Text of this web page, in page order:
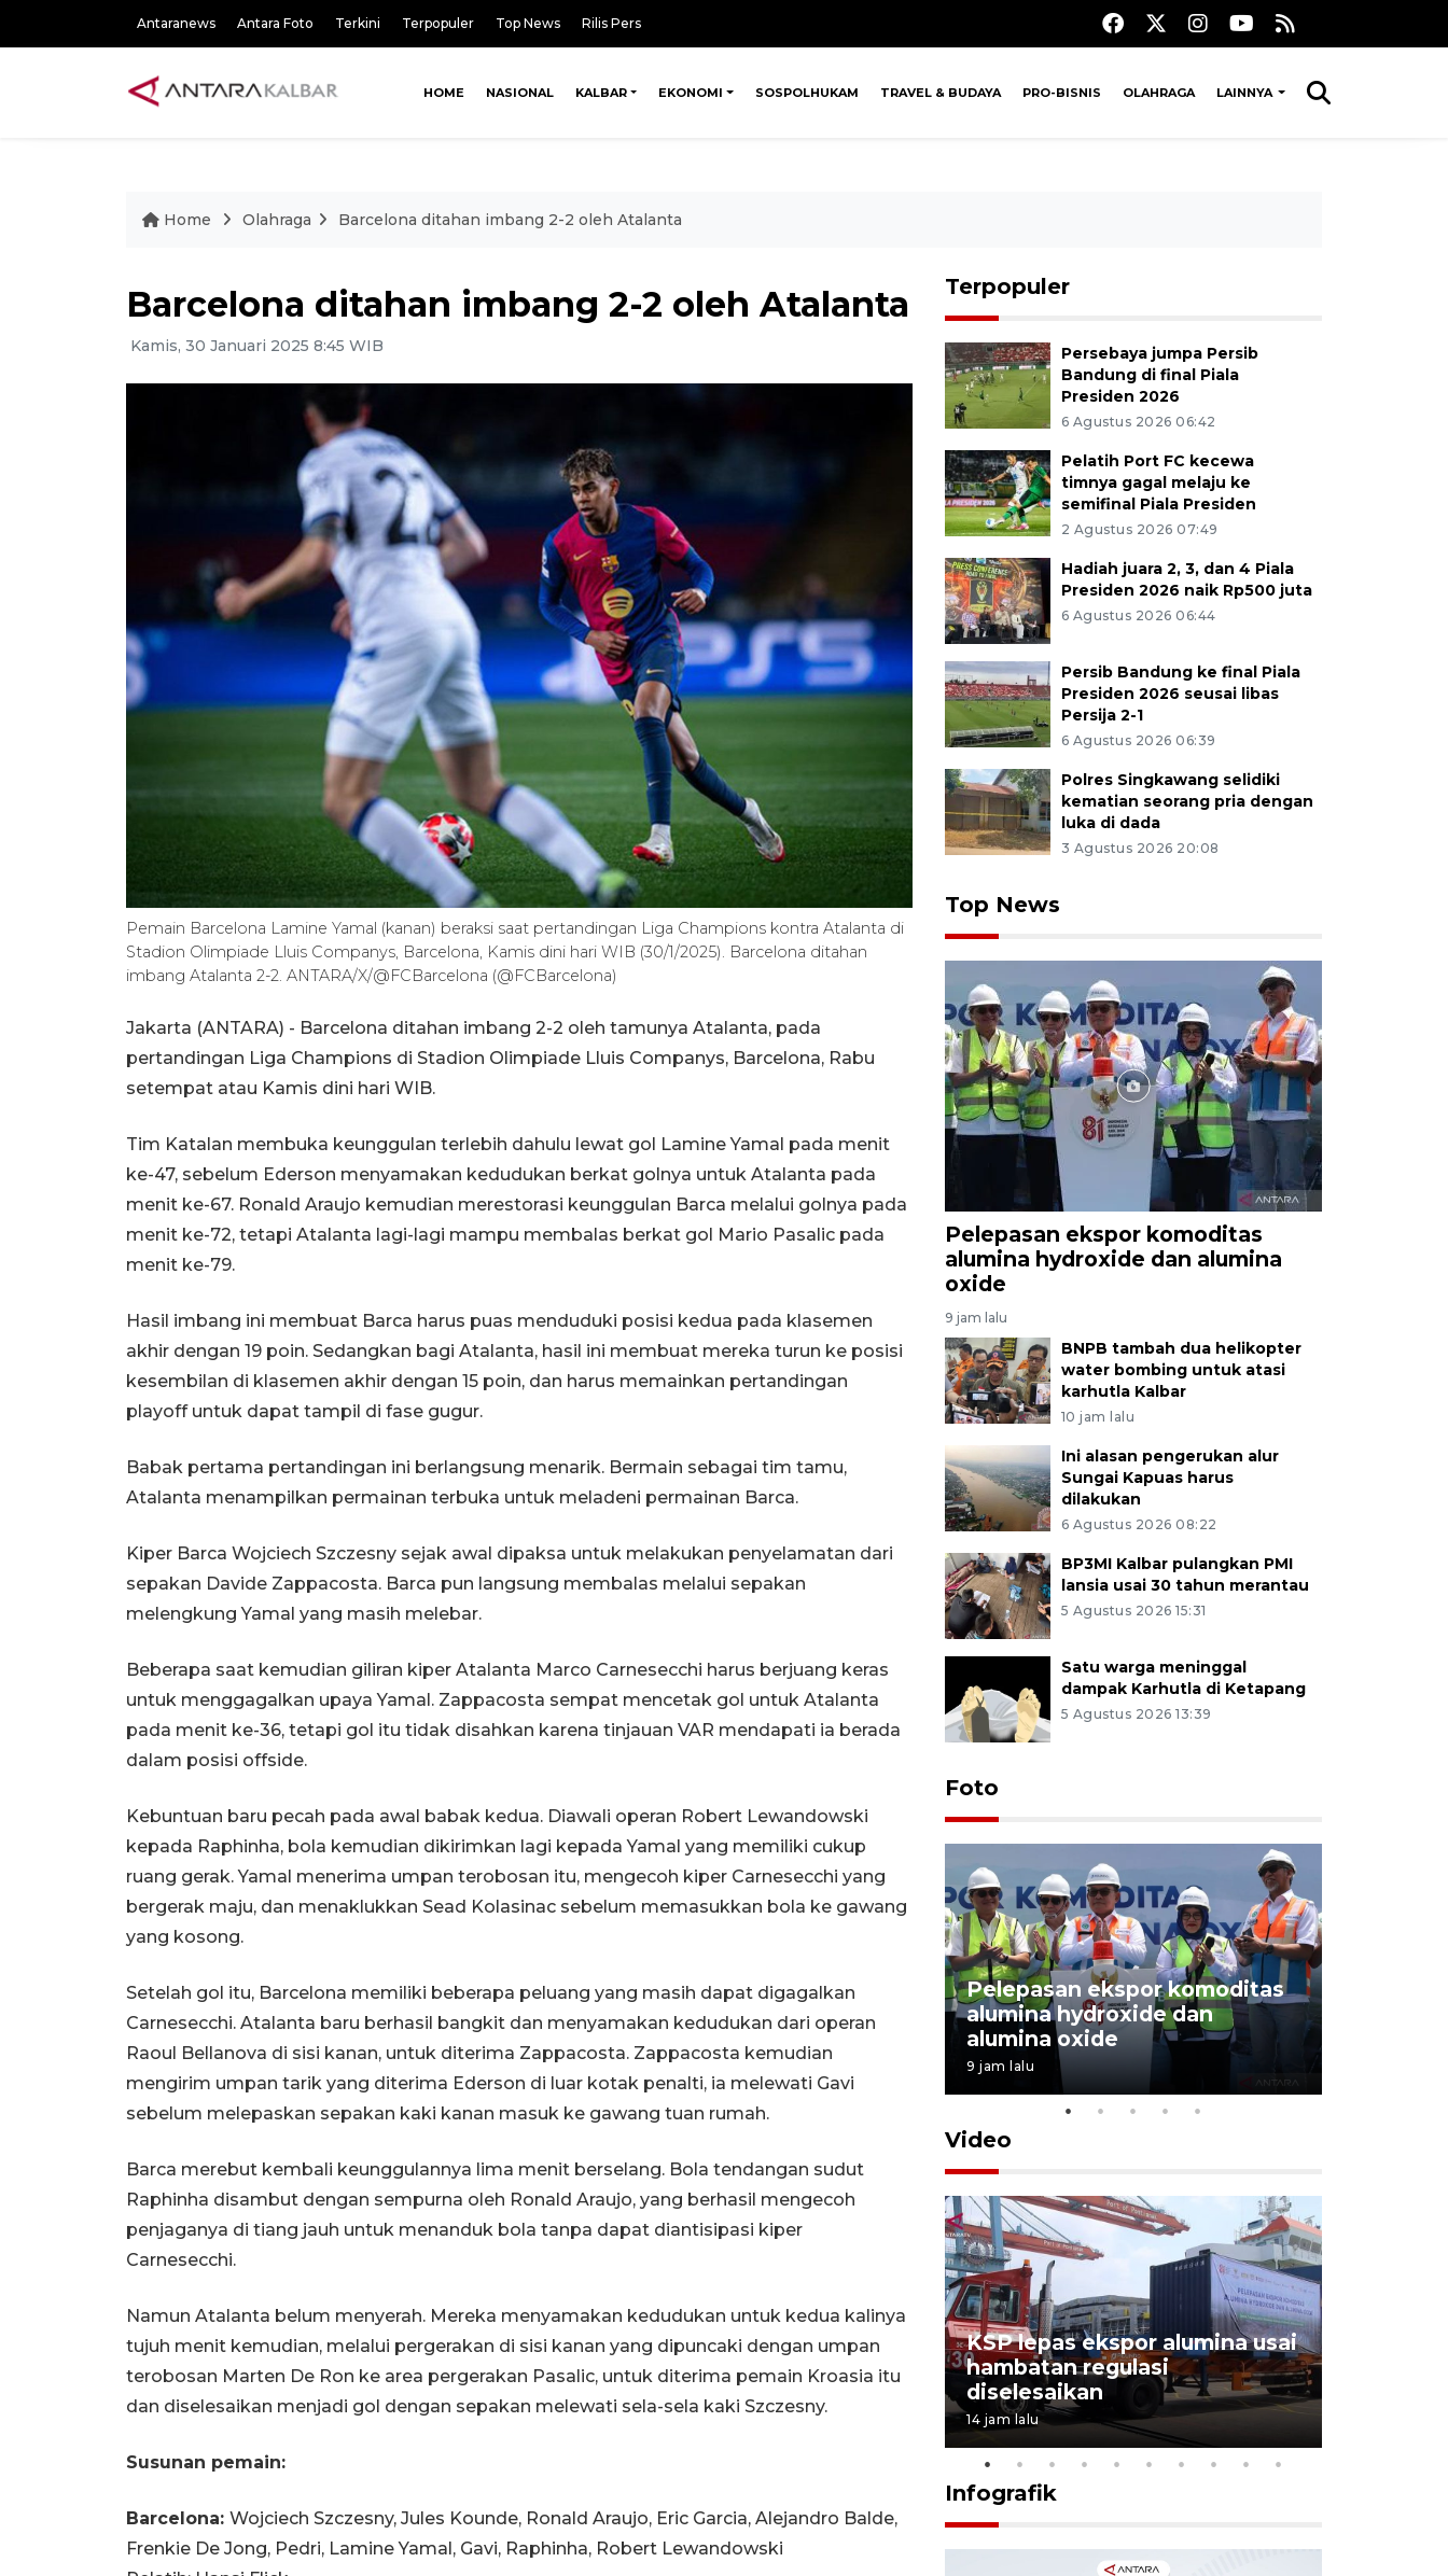
Antaranews Antara Foto Terkini Terpopuler Top News Rilis Pers
HOME NASIONAL KALBAR EKONOMI SOSPOLHUKAM TRAVEL & BUDAYA PRO-BISNIS OLAHRAGA LAINNYA
Home Olahraga Barcelona ditahan imbang 2-2 oleh Atalanta
Barcelona ditahan imbang 2-2 oleh Atalanta
Kamis, 30 Januari 2025 8:45 WIB
Pemain Barcelona Lamine Yamal (kanan) beraksi saat pertandingan Liga Champions kontra Atalanta di
Stadion Olimpiade Lluis Companys, Barcelona, Kamis dini hari WIB (30/1/2025). Barcelona ditahan
imbang Atalanta 2-2. ANTARA/X/@FCBarcelona (@FCBarcelona)
Jakarta (ANTARA) - Barcelona ditahan imbang 2-2 oleh tamunya Atalanta, pada
pertandingan Liga Champions di Stadion Olimpiade Lluis Companys, Barcelona, Rabu
setempat atau Kamis dini hari WIB.
Tim Katalan membuka keunggulan terlebih dahulu lewat gol Lamine Yamal pada menit
ke-47, sebelum Ederson menyamakan kedudukan berkat golnya untuk Atalanta pada
menit ke-67. Ronald Araujo kemudian merestorasi keunggulan Barca melalui golnya pada
menit ke-72, tetapi Atalanta lagi-lagi mampu membalas berkat gol Mario Pasalic pada
menit ke-79.
Hasil imbang ini membuat Barca harus puas menduduki posisi kedua pada klasemen
akhir dengan 19 poin. Sedangkan bagi Atalanta, hasil ini membuat mereka turun ke posisi
kesembilan di klasemen akhir dengan 15 poin, dan harus memainkan pertandingan
playoff untuk dapat tampil di fase gugur.
Babak pertama pertandingan ini berlangsung menarik. Bermain sebagai tim tamu,
Atalanta menampilkan permainan terbuka untuk meladeni permainan Barca.
Kiper Barca Wojciech Szczesny sejak awal dipaksa untuk melakukan penyelamatan dari
sepakan Davide Zappacosta. Barca pun langsung membalas melalui sepakan
melengkung Yamal yang masih melebar.
Beberapa saat kemudian giliran kiper Atalanta Marco Carnesecchi harus berjuang keras
untuk menggagalkan upaya Yamal. Zappacosta sempat mencetak gol untuk Atalanta
pada menit ke-36, tetapi gol itu tidak disahkan karena tinjauan VAR mendapati ia berada
dalam posisi offside.
Kebuntuan baru pecah pada awal babak kedua. Diawali operan Robert Lewandowski
kepada Raphinha, bola kemudian dikirimkan lagi kepada Yamal yang memiliki cukup
ruang gerak. Yamal menerima umpan terobosan itu, mengecoh kiper Carnesecchi yang
bergerak maju, dan menaklukkan Sead Kolasinac sebelum memasukkan bola ke gawang
yang kosong.
Setelah gol itu, Barcelona memiliki beberapa peluang yang masih dapat digagalkan
Carnesecchi. Atalanta baru berhasil bangkit dan menyamakan kedudukan dari operan
Raoul Bellanova di sisi kanan, untuk diterima Zappacosta. Zappacosta kemudian
mengirim umpan tarik yang diterima Ederson di luar kotak penalti, ia melewati Gavi
sebelum melepaskan sepakan kaki kanan masuk ke gawang tuan rumah.
Barca merebut kembali keunggulannya lima menit berselang. Bola tendangan sudut
Raphinha disambut dengan sempurna oleh Ronald Araujo, yang berhasil mengecoh
penjaganya di tiang jauh untuk menanduk bola tanpa dapat diantisipasi kiper
Carnesecchi.
Namun Atalanta belum menyerah. Mereka menyamakan kedudukan untuk kedua kalinya
tujuh menit kemudian, melalui pergerakan di sisi kanan yang dipuncaki dengan umpan
terobosan Marten De Ron ke area pergerakan Pasalic, untuk diterima pemain Kroasia itu
dan diselesaikan menjadi gol dengan sepakan melewati sela-sela kaki Szczesny.
Susunan pemain:
Barcelona: Wojciech Szczesny, Jules Kounde, Ronald Araujo, Eric Garcia, Alejandro Balde,
Frenkie De Jong, Pedri, Lamine Yamal, Gavi, Raphinha, Robert Lewandowski
Terpopuler
Persebaya jumpa Persib
Bandung di final Piala
Presiden 2026
6 Agustus 2026 06:42
Pelatih Port FC kecewa
timnya gagal melaju ke
semifinal Piala Presiden
2 Agustus 2026 07:49
Hadiah juara 2, 3, dan 4 Piala
Presiden 2026 naik Rp500 juta
6 Agustus 2026 06:44
Persib Bandung ke final Piala
Presiden 2026 seusai libas
Persija 2-1
6 Agustus 2026 06:39
Polres Singkawang selidiki
kematian seorang pria dengan
luka di dada
3 Agustus 2026 20:08
Top News
Pelepasan ekspor komoditas
alumina hydroxide dan alumina
oxide
9 jam lalu
BNPB tambah dua helikopter
water bombing untuk atasi
karhutla Kalbar
10 jam lalu
Ini alasan pengerukan alur
Sungai Kapuas harus
dilakukan
6 Agustus 2026 08:22
BP3MI Kalbar pulangkan PMI
lansia usai 30 tahun merantau
5 Agustus 2026 15:31
Satu warga meninggal
dampak Karhutla di Ketapang
5 Agustus 2026 13:39
Foto
Kalbar siaga darurat karhutla
hingga November
30 Juli 2026 09:29
Pelepasan ekspor komoditas
alumina hydroxide dan
alumina oxide
9 jam lalu
Video
Pontianak alokasikan
anggaran khusus anak
penderita kanker dan jantung
KSP lepas ekspor alumina usai
hambatan regulasi
diselesaikan
14 jam lalu
Infografik